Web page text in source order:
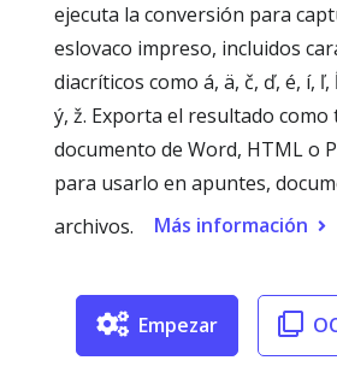
ejecuta la conversión para
eslovaco impreso, incluidos
diacríticos como á, ä, č, ď, é, í,
ý, ž. Exporta el resultado
documento de Word, HTML o
para usarlo en apuntes,
archivos.
Más información
Empezar